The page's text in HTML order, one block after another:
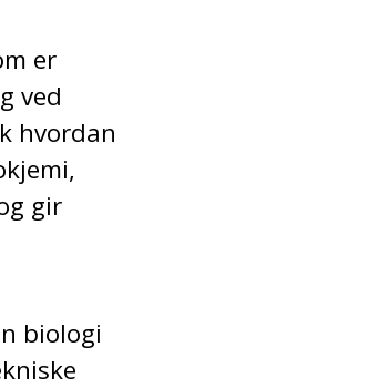
er
ved
hvordan
gir
biologi